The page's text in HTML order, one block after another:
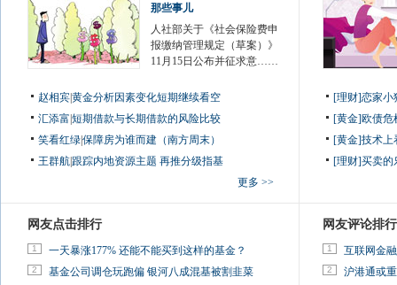
那些事儿
人社部关于《社会保险费申
报缴纳管理规定（草案）》
11月15日公布并征求意……
赵相宾黄金分析因素变化短期继续看空
汇添富 短期借款与长期借款的风险比较
笑看红绿保障房为谁而建（南方周末）
王群航跟踪内地资源主题 再推分级指基
更多 >>
[理财]恋家小
[黄金]欧债危
[黄金]技术上
[理财]买卖的
网友点击排行
1 一天暴涨177% 还能不能买到这样的基金？
2 基金公司调仓玩跑偏 银河八成混基被割韭菜
网友评论排行
1 互联网金
2 沪港通或